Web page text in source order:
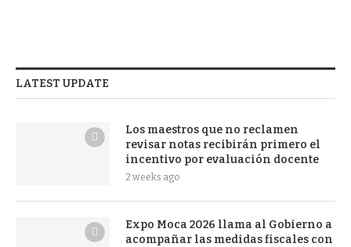
LATEST UPDATE
Los maestros que no reclamen
revisar notas recibirán primero el
incentivo por evaluación docente
2 weeks ago
Expo Moca 2026 llama al Gobierno a
acompañar las medidas fiscales con